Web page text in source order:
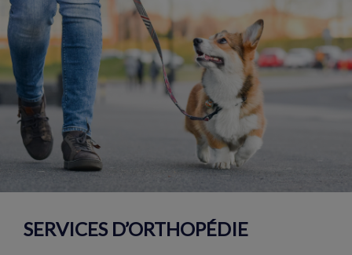
SERVICES D’ORTHOPÉDIE